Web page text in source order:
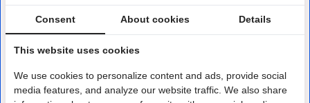
Salus VS20WRF Smart
Home 4-in-1 Wifi
bedienen met 1 thermostaat
Consent About cookies Details
This website uses cookies
We use cookies to personalize content and ads, provide social
media features, and analyze our website traffic. We also share